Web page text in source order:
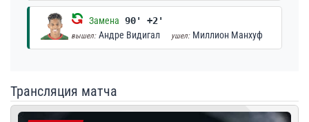
Замена 90' +2'
вышел: Андре Видигал ушел: Миллион Манхуф
Трансляция матча